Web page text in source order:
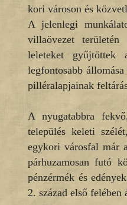
kori városon és
A jelenlegi
villaövezet
leleteket gyűjtöttek
legfontosabb
pilléralapjainak
A nyugatabbra
település keleti
egykori városfal már
párhuzamosan futó
pénzérmék és
2. század első